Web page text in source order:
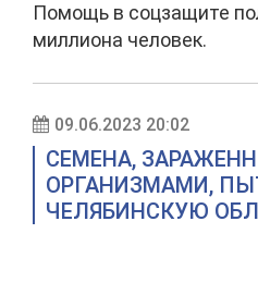
Помощь в соцзащите
миллиона человек.
09.06.2023 20:02
СЕМЕНА,
ОРГАНИЗМАМИ,
ЧЕЛЯБИНСКУЮ